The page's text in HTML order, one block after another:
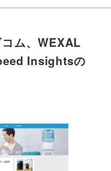
ム、WEXAL
Insightsの